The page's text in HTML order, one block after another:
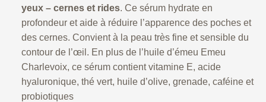
yeux – cernes et rides. Ce sérum hydrate en
profondeur et aide à réduire l’apparence des poches et
des cernes. Convient à la peau très fine et sensible du
contour de l’œil. En plus de l’huile d’émeu Emeu
Charlevoix, ce sérum contient vitamine E, acide
hyaluronique, thé vert, huile d’olive, grenade, caféine et
probiotiques